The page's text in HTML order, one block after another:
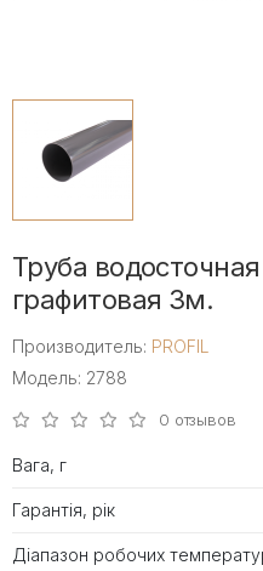
Труба водосточная
графитовая 3м.
Производитель: PROFIL
Модель: 2788
0 отзывов
Вага, г
Гарантія, рік
Діапазон робочих